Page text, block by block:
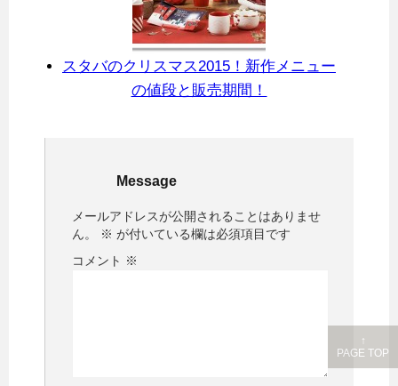
スタバのクリスマス2015！新作メニュー
の値段と販売期間！
Message
メールアドレスが公開されることはありませ
ん。
※ が付いている欄は必須項目です
コメント ※
↑
PAGE TOP